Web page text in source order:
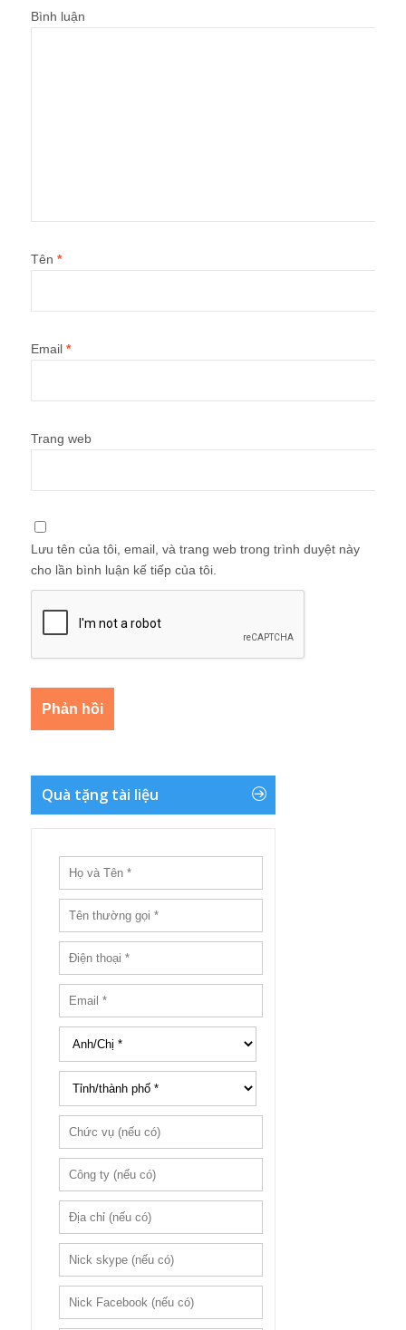
Bình luận
Tên *
Email *
Trang web
Lưu tên của tôi, email, và trang web trong trình duyệt này
cho lần bình luận kế tiếp của tôi.
Quà tặng tài liệu